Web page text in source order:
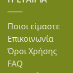
Ποιοι είμαστε
Επικοινωνία
Όροι Χρήσης
FAQ